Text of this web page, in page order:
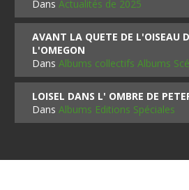
DansActualités de 2025
AVANT LA QUETE DE L'OISEAU
L'OMEGON
DansAlbums collectifs Albums
LOISEL DANS L' OMBRE DE
DansAlbums Editions Spéciales